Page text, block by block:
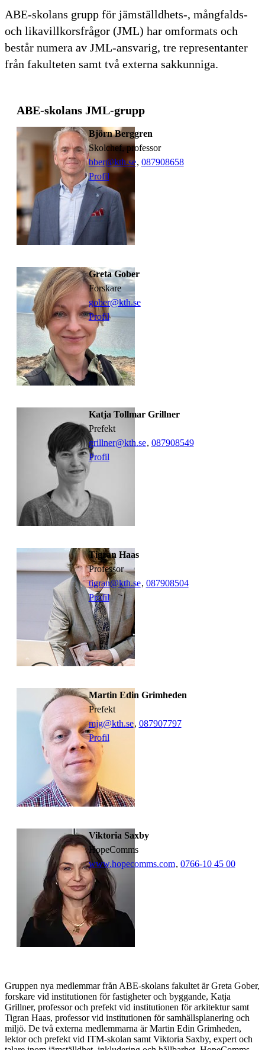
ABE-skolans grupp för jämställdhets-, mångfalds-
och likavillkorsfrågor (JML) har omformats och
består numera av JML-ansvarig, tre representanter
från fakulteten samt två externa sakkunniga.
ABE-skolans JML-grupp
Björn Berggren
skolchef, professor
bber@kth.se, 087908658
Profil
Greta Gober
forskare
gober@kth.se
Profil
Katja Tollmar Grillner
prefekt
grillner@kth.se, 087908549
Profil
Tigran Haas
professor
tigran@kth.se, 087908504
Profil
Martin Edin Grimheden
prefekt
mjg@kth.se, 087907797
Profil
Viktoria Saxby
HopeComms
www.hopecomms.com, 0766-10 45 00
Gruppen nya medlemmar från ABE-skolans fakultet är Greta Gober,
forskare vid institutionen för fastigheter och byggande, Katja
Grillner, professor och prefekt vid institutionen för arkitektur samt
Tigran Haas, professor vid institutionen för samhällsplanering och
miljö. De två externa medlemmarna är Martin Edin Grimheden,
lektor och prefekt vid ITM-skolan samt Viktoria Saxby, expert och